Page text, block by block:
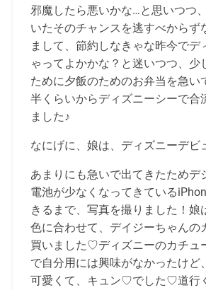
邪魔したら悪いかな…と思いつつ
いたそのチャンスを逃すべからず
まして、節約しなきゃな昨今でデ
ゃってよかかな？と迷いつつ、少
ために夕飯のためのお弁当を急い
半くらいからディズニーシーで合
ました♪
なにげに、娘は、ディズニーデビ
あまりにも急いで出てきたためデ
電池が少なくなってきている
きるまで、写真を撮りました！娘
色に合わせて、デイジーちゃんの
買いました♡ディズニーのカチュ
で自分用には興味がなかったけど
可愛くて、キュン♡でした♡道行